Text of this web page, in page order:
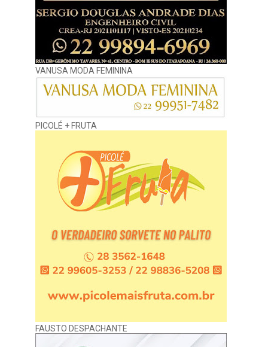
VANUSA MODA FEMININA
PICOLÉ + FRUTA
FAUSTO DESPACHANTE